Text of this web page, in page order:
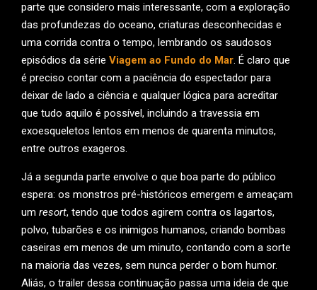
parte que considero mais interessante, com a exploração
das profundezas do oceano, criaturas desconhecidas e
uma corrida contra o tempo, lembrando os saudosos
episódios da série Viagem ao Fundo do Mar. É claro que
é preciso contar com a paciência do espectador para
deixar de lado a ciência e qualquer lógica para acreditar
que tudo aquilo é possível, incluindo a travessia em
exoesqueletos lentos em menos de quarenta minutos,
entre outros exageros.
Já a segunda parte envolve o que boa parte do público
espera: os monstros pré-históricos emergem e ameaçam
um resort, tendo que todos agirem contra os lagartos,
polvo, tubarões e os inimigos humanos, criando bombas
caseiras em menos de um minuto, contando com a sorte
na maioria das vezes, sem nunca perder o bom humor.
Aliás, o trailer dessa continuação passa uma ideia de que